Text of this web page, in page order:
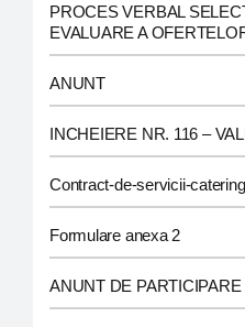
PROCES VERBAL
EVALUARE A
ANUNT
INCHEIERE NR. 116 –
Contract-de-servicii-catering
Formulare anexa 2
ANUNT DE PARTICIPARE